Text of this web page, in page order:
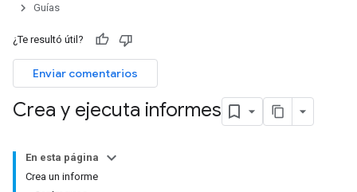
Guías
¿Te resultó útil?
Enviar comentarios
Crea y ejecuta informes
En esta página
Crea un informe